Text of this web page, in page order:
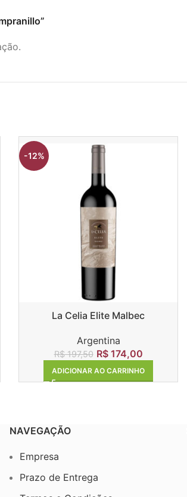
-12%
La Celia Elite Malbec
Argentina
R$197,50 R$174,00
ADICIONAR AO CARRINHO
NAVEGAÇÃO
Empresa
Prazo de Entrega